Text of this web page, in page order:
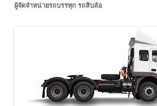
ผู้จัดจำหน่ายรถบรรทุก รถสิบล้อ